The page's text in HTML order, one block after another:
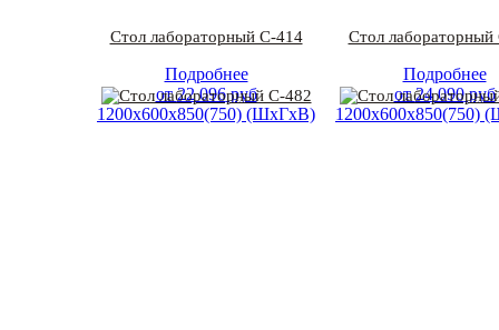
Стол лабораторный С-414
Подробнее
от22 096руб
1200х600х850(750) (ШхГхВ)
Стол лабораторный
Подробнее
от24 090руб
1200х600х850(750)